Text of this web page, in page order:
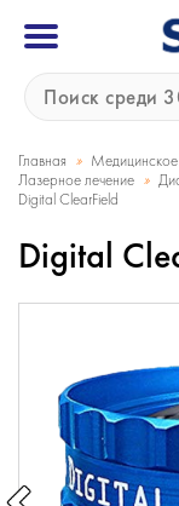
Главная »
Лазерное лечение »
Digital ClearField
Digital